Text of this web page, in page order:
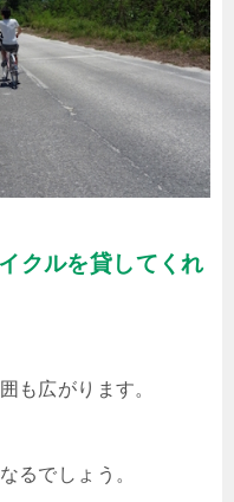
クルを貸してくれ
も広がります。
るでしょう。